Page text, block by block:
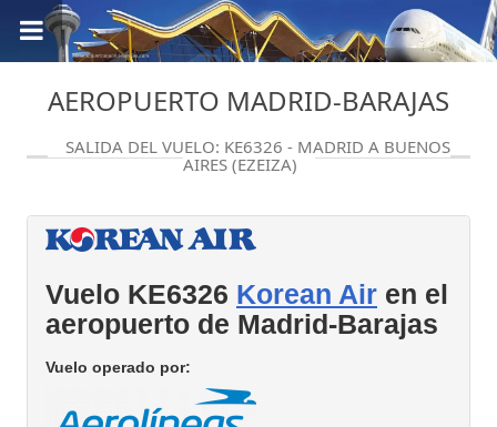
AEROPUERTO MADRID-BARAJAS
SALIDA DEL VUELO: KE6326 - MADRID A BUENOS
AIRES (EZEIZA)
Vuelo KE6326 Korean Air en el
aeropuerto de Madrid-Barajas
Vuelo operado por: